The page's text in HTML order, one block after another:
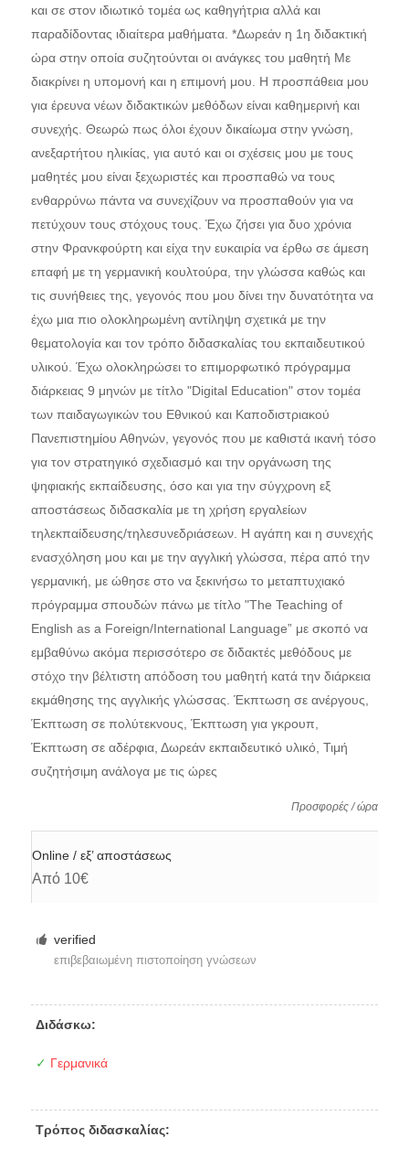
και σε στον ιδιωτικό τομέα ως καθηγήτρια αλλά και
παραδίδοντας ιδιαίτερα μαθήματα. *Δωρεάν η 1η διδακτική
ώρα στην οποία συζητούνται οι ανάγκες του μαθητή Με
διακρίνει η υπομονή και η επιμονή μου. Η προσπάθεια μου
για έρευνα νέων διδακτικών μεθόδων είναι καθημερινή και
συνεχής. Θεωρώ πως όλοι έχουν δικαίωμα στην γνώση,
ανεξαρτήτου ηλικίας, για αυτό και οι σχέσεις μου με τους
μαθητές μου είναι ξεχωριστές και προσπαθώ να τους
ενθαρρύνω πάντα να συνεχίζουν να προσπαθούν για να
πετύχουν τους στόχους τους. Έχω ζήσει για δυο χρόνια
στην Φρανκφούρτη και είχα την ευκαιρία να έρθω σε άμεση
επαφή με τη γερμανική κουλτούρα, την γλώσσα καθώς και
τις συνήθειες της, γεγονός που μου δίνει την δυνατότητα να
έχω μια πιο ολοκληρωμένη αντίληψη σχετικά με την
θεματολογία και τον τρόπο διδασκαλίας του εκπαιδευτικού
υλικού. Έχω ολοκληρώσει το επιμορφωτικό πρόγραμμα
διάρκειας 9 μηνών με τίτλο "Digital Education" στον τομέα
των παιδαγωγικών του Εθνικού και Καποδιστριακού
Πανεπιστημίου Αθηνών, γεγονός που με καθιστά ικανή τόσο
για τον στρατηγικό σχεδιασμό και την οργάνωση της
ψηφιακής εκπαίδευσης, όσο και για την σύγχρονη εξ
αποστάσεως διδασκαλία με τη χρήση εργαλείων
τηλεκπαίδευσης/τηλεσυνεδριάσεων. Η αγάπη και η συνεχής
ενασχόληση μου και με την αγγλική γλώσσα, πέρα από την
γερμανική, με ώθησε στο να ξεκινήσω το μεταπτυχιακό
πρόγραμμα σπουδών πάνω με τίτλο "The Teaching of
English as a Foreign/International Language” με σκοπό να
εμβαθύνω ακόμα περισσότερο σε διδακτές μεθόδους με
στόχο την βέλτιστη απόδοση του μαθητή κατά την διάρκεια
εκμάθησης της αγγλικής γλώσσας. Έκπτωση σε ανέργους,
Έκπτωση σε πολύτεκνους, Έκπτωση για γκρουπ,
Έκπτωση σε αδέρφια, Δωρεάν εκπαιδευτικό υλικό, Τιμή
συζητήσιμη ανάλογα με τις ώρες
Προσφορές / ώρα
Online / εξ’ αποστάσεως
Από 10€
verified
επιβεβαιωμένη πιστοποίηση γνώσεων
Διδάσκω:
✓ Γερμανικά
Τρόπος διδασκαλίας: